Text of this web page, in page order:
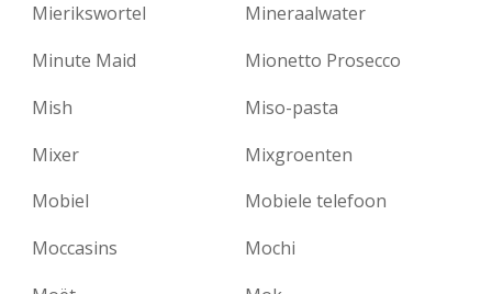
Mierikswortel
Mineraalwater
Minute Maid
Mionetto Prosecco
Mish
Miso-pasta
Mixer
Mixgroenten
Mobiel
Mobiele telefoon
Moccasins
Mochi